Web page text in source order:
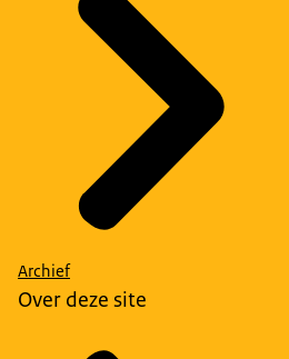
Archief
Over deze site